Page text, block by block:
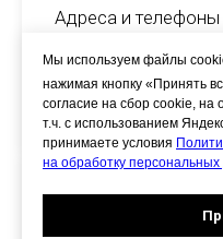
Адреса и телефоны
скачать
Права и
Мы используем файлы
нажимая кнопку «Принять
согласие на сбор cookie, на
т.ч. с использованием
принимаете условия
на обработку